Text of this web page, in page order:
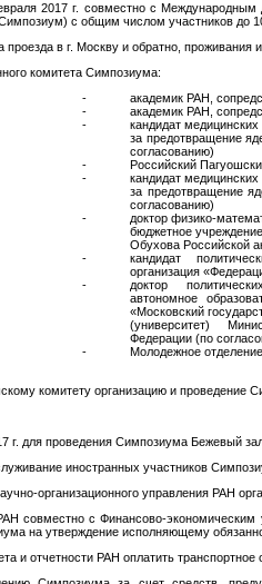
2017 г. совместно с
с общим числом участников до
проезда в г. Москву и обратно,
комитета Симпозиума:
-
академик РАН,
-
академик РАН,
-
кандидат
за предотвращение
согласованию)
-
Российский
-
кандидат
за предотвращение
согласованию)
-
доктор физико-
бюджетное
Обухова Российской
-
кандидат
организация
-
доктор
автономное
«Московский
(университет)
Федерации (по
- Молодежное
комитету организацию и проведение
г. для проведения Симпозиума Бежевый
иностранных участников
организационного управления РАН
совместно с Финансово-экономическим
на утверждение исполняющему
и отчетности РАН оплатить